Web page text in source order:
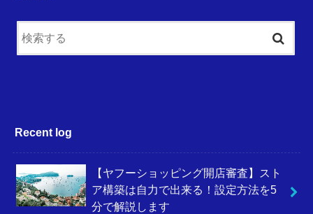
Recent log
【ヤフーショッピング開店審査】スト
ア構築は自力で出来る！設定方法を5
分で解説します